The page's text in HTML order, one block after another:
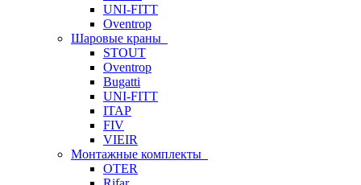
UNI-FITT
Oventrop
Шаровые краны
STOUT
Oventrop
Bugatti
UNI-FITT
ITAP
FIV
VIEIR
Монтажные комплекты
OTER